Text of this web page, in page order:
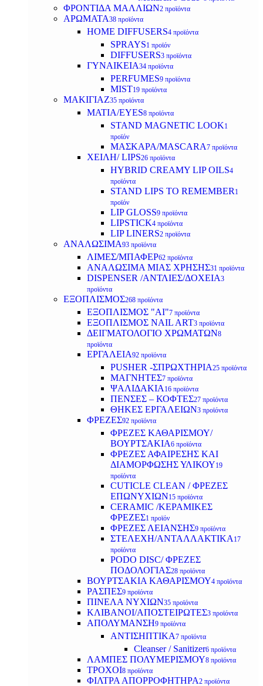
ΦΡΟΝΤΙΔΑ ΜΑΛΛΙΩΝ2 προϊόντα
ΑΡΩΜΑΤΑ38 προϊόντα
HOME DIFFUSERS4 προϊόντα
SPRAYS1 προϊόν
DIFFUSERS3 προϊόντα
ΓΥΝΑΙΚΕΙΑ34 προϊόντα
PERFUMES9 προϊόντα
MIST19 προϊόντα
ΜΑΚΙΓΙΑΖ35 προϊόντα
ΜΑΤΙΑ/EYES8 προϊόντα
STAND MAGNETIC LOOK1
προϊόν
ΜΑΣΚΑΡΑ/MASCARA7 προϊόντα
ΧΕΙΛΗ/ LIPS26 προϊόντα
HYBRID CREAMY LIP OILS4
προϊόντα
STAND LIPS TO REMEMBER 1
προϊόν
LIP GLOSS9 προϊόντα
LIPSTICK4 προϊόντα
LIP LINERS2 προϊόντα
ΑΝΑΛΩΣΙΜΑ93 προϊόντα
ΛΙΜΕΣ/ΜΠΑΦΕΡ62 προϊόντα
ΑΝΑΛΩΣΙΜΑ ΜΙΑΣ ΧΡΗΣΗΣ31 προϊόντα
DISPENSER /ΑΝΤΛΙΕΣ/ΔΟΧΕΙΑ3
προϊόντα
ΕΞΟΠΛΙΣΜΟΣ268 προϊόντα
ΕΞΟΠΛΙΣΜΟΣ "AI"7 προϊόντα
ΕΞΟΠΛΙΣΜΟΣ NAIL ART3 προϊόντα
ΔΕΙΓΜΑΤΟΛΟΓΙΟ ΧΡΩΜΑΤΩΝ8
προϊόντα
ΕΡΓΑΛΕΙΑ92 προϊόντα
PUSHER -ΣΠΡΩΧΤΗΡΙΑ25 προϊόντα
ΜΑΓΝΗΤΕΣ7 προϊόντα
ΨΑΛΙΔΑΚΙΑ 16 προϊόντα
ΠΕΝΣΕΣ – ΚΟΦΤΕΣ27 προϊόντα
ΘΗΚΕΣ ΕΡΓΑΛΕΙΩΝ3 προϊόντα
ΦΡΕΖΕΣ92 προϊόντα
ΦΡΕΖΕΣ ΚΑΘΑΡΙΣΜΟΥ/
ΒΟΥΡΤΣΑΚΙΑ6 προϊόντα
ΦΡΕΖΕΣ ΑΦΑΙΡΕΣΗΣ ΚΑΙ
ΔΙΑΜΟΡΦΩΣΗΣ ΥΛΙΚΟΥ19
προϊόντα
CUTICLE CLEAN / ΦΡΕΖΕΣ
ΕΠΩΝΥΧΙΩΝ15 προϊόντα
CERAMIC /ΚΕΡΑΜΙΚΕΣ
ΦΡΕΖΕΣ1 προϊόν
ΦΡΕΖΕΣ ΛΕΙΑΝΣΗΣ9 προϊόντα
ΣΤΕΛΕΧΗ/ΑΝΤΑΛΛΑΚΤΙΚΑ 17
προϊόντα
PODO DISC/ ΦΡΕΖΕΣ
ΠΟΔΟΛΟΓΙΑΣ28 προϊόντα
ΒΟΥΡΤΣΑΚΙΑ ΚΑΘΑΡΙΣΜΟΥ4 προϊόντα
ΡΑΣΠΕΣ9 προϊόντα
ΠΙΝΕΛΑ ΝΥΧΙΩΝ35 προϊόντα
ΚΛΙΒΑΝΟΙ/ΑΠΟΣΤΕΙΡΩΤΕΣ3 προϊόντα
ΑΠΟΛΥΜΑΝΣΗ9 προϊόντα
ΑΝΤΙΣΗΠΤΙΚΑ7 προϊόντα
Cleanser / Sanitizer6 προϊόντα
ΛΑΜΠΕΣ ΠΟΛΥΜΕΡΙΣΜΟΥ8 προϊόντα
ΤΡΟΧΟΙ8 προϊόντα
ΦΙΛΤΡΑ ΑΠΟΡΡΟΦΗΤΗΡΑ2 προϊόντα